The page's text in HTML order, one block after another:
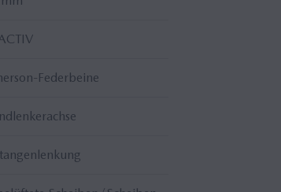
Federbeine